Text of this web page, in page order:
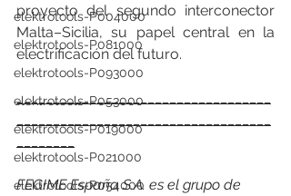
elektrotools-P004000
elektrotools-P081000
elektrotools-P093000
elektrotools-P053000
elektrotools-P019000
elektrotools-P021000
elektrotools-P054000
proyecto del segundo interconector
Malta–Sicilia, su papel central en la
electrificación del futuro.
___________________________________
FEGIME España S.A. es el grupo de